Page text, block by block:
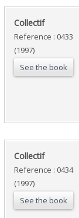
‎Collectif‎
Reference : 0433
(1997)
See the book
‎Collectif‎
Reference : 0434
(1997)
See the book